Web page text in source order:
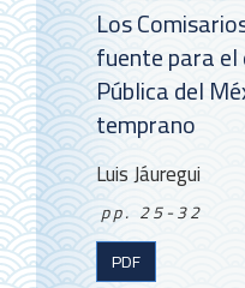
Los
fuente para
Pública del
temprano
Luis Jáuregui
pp. 25-32
PDF